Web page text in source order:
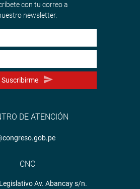
con tu correo a
newsletter.
Suscribirme
DE ATENCIÓN
CNC
Av. Abancay s/n.